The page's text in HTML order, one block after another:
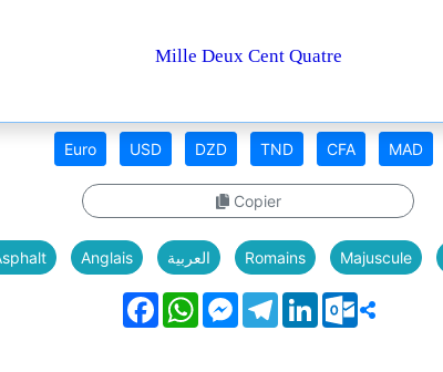
Mille Deux Cent Quatre
Euro USD DZD TND CFA MAD
Copier
Anglais العربية Romains Majuscule
FacebookWhatsAppMessenger
Telegram
LinkedIn